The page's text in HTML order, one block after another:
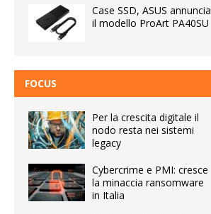
Case SSD, ASUS annuncia
il modello ProArt PA40SU
FOCUS
Per la crescita digitale il
nodo resta nei sistemi
legacy
Cybercrime e PMI: cresce
la minaccia ransomware
in Italia